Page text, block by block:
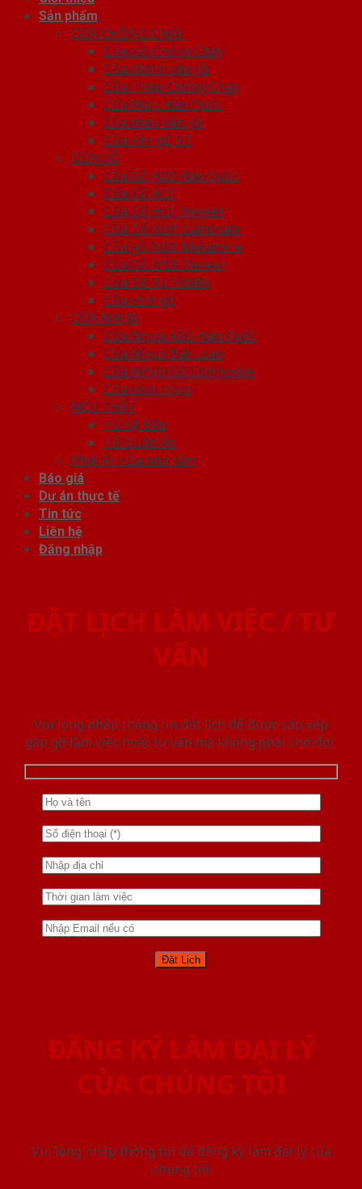
Sản phẩm
CỬA CHỐNG CHÁY
Cửa Gỗ Chống Cháy
Cửa nhôm vân gỗ
Cửa Thép Chống Cháy
Cửa thép Hàn Quốc
Cửa thép vân gỗ
Cửa vân gỗ 5D
CỬA GỖ
Cửa Gỗ ABS Hàn Quốc
Cửa Gỗ HDF
Cửa Gỗ HDF Veneer
Cửa Gỗ MDF Laminate
Cửa gỗ MDF Melamine
Cửa Gỗ MDF Veneer
Cửa Gỗ Tự Nhiên
Cửa vòm gỗ
CỬA NHỰA
Cửa Nhựa ABS Hàn Quốc
Cửa Nhựa Đài Loan
Cửa Nhựa Gỗ Composite
Cửa vòm nhựa
NỘI THẤT
Tủ Kệ Bếp
Tủ Quần Áo
Phụ kiện cửa nhà tắm
Báo giá
Dự án thực tế
Tin tức
Liên hệ
Đăng nhập
ĐẶT LỊCH LÀM VIỆC / TƯ
VẤN
Vui lòng nhập thông tin đặt lịch để được sắp xếp
gặp gỡ làm việc hoăc tư vấn mà không phải chờ đợi.
ĐĂNG KÝ LÀM ĐẠI LÝ
CỦA CHÚNG TÔI
Vui lòng nhập thông tin để đăng ký làm đại lý của
chúng tôi